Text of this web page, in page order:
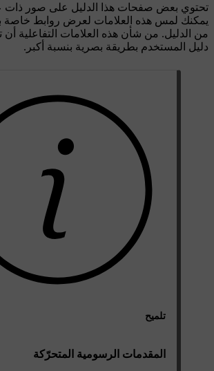
تحتوي بعض صفحات هذا الدليل على صور ذات
يمكنك لمس هذه العلامات لعرض روابط خاصة
من الدليل. من شأن هذه العلامات التفاعلية
دليل المستخدم بطريقة بصرية بنسبة أكبر.
تلميح
المقدمات الرسومية المتحرّكة